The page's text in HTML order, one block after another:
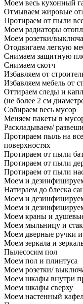
Моем весь кухонный
Отмываем жировые
Протираем от пыли
Моем радиаторы
Моем розетки/
Отодвигаем легкую
Снимаем защитную
Снимаем скотч
Избавляем от
Избавляем мебель от
Оттираем следы и
(не более 2 см
Собираем весь мусор
Меняем пакеты в
Раскладываем/
Протираем пыль на
поверхностях
Протираем от пыли
Протираем от пыли
Протираем от пыли
Моем и
Натираем до блеска
Моем и
Моем и
Моем краны и
Моем мыльницу и
Моем дверные ручки и
Моем зеркала и
Пылесосим пол
Моем пол и плинтуса
Моем розетки/
Моем шкафы внутри
Моем шкафы сверху
Моем настенный